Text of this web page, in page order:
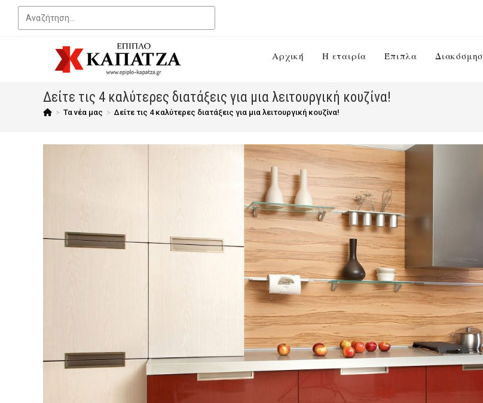
Αρχική Η εταιρία Έπιπλα
Δείτε τις 4 καλύτερες διατάξεις για μια λειτουργική κουζίνα!
> Τα νέα μας > Δείτε τις 4 καλύτερες διατάξεις για μια λειτουργική κουζίνα!